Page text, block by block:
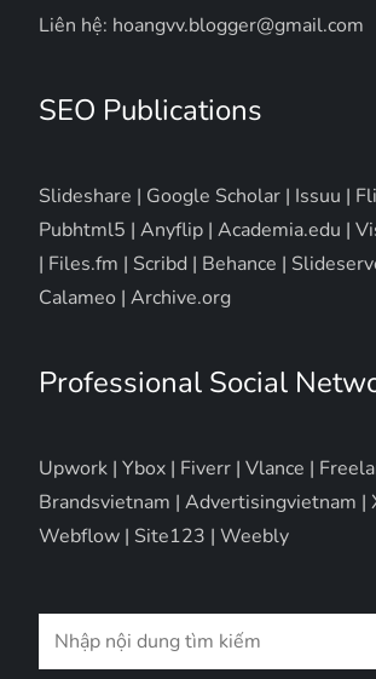
Liên hệ: hoangvv.blogger@gmail.com
SEO Publications
Slideshare | Google Scholar | Issuu |
Pubhtml5 |Anyflip |Academia.edu |
| Files.fm | Scribd | Behance |
Calameo |Archive.org
Professional Social
Upwork |Ybox | Fiverr |Vlance |
Brandsvietnam |Advertisingvietnam |
Webflow | Site123 |Weebly
Tìm
kiếm